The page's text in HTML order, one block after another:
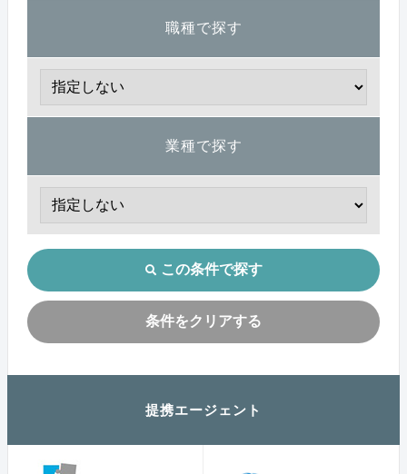
職種で探す
業種で探す
この条件で探す
条件をクリアする
提携エージェント